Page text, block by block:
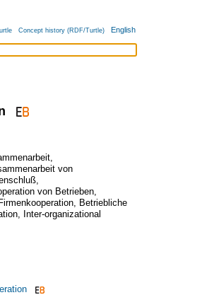
Concept history (RDF/Turtle) English
,
von
,
von Betrieben,
, Betriebliche
, Inter-organizational